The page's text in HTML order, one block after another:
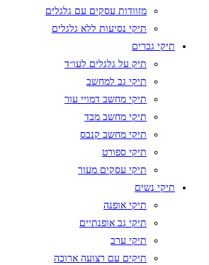
מזוודות עסקים עם גלגלים
תיקי נסיעות ללא גלגלים
תיקי גברים
תיק על גלגלים לעו״ד
תיקי גב למחשב
תיקי מחשב דמויי עור
תיקי מחשב מבד
תיקי מחשב קנבס
תיקי ספורט
תיקי עסקים מעור
תיקי נשים
תיקי אופנה
תיקי גב אופנתיים
תיקי ערב
תיקים עם רצועה ארוכה